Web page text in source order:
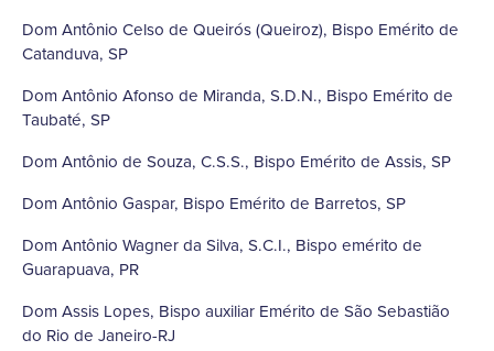
Dom Antônio Celso de Queirós (Queiroz), Bispo Emérito de
Catanduva, SP
Dom Antônio Afonso de Miranda, S.D.N., Bispo Emérito de
Taubaté, SP
Dom Antônio de Souza, C.S.S., Bispo Emérito de Assis, SP
Dom Antônio Gaspar, Bispo Emérito de Barretos, SP
Dom Antônio Wagner da Silva, S.C.I., Bispo emérito de
Guarapuava, PR
Dom Assis Lopes, Bispo auxiliar Emérito de São Sebastião
do Rio de Janeiro-RJ